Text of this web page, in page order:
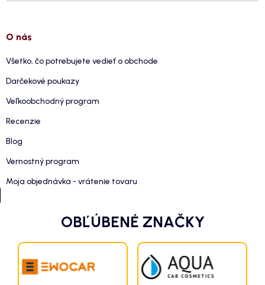
O nás
Všetko, čo potrebujete vedieť o obchode
Darčekové poukazy
Veľkoobchodný program
Recenzie
Blog
Vernostný program
Moja objednávka - vrátenie tovaru
OBĽÚBENÉ ZNAČKY